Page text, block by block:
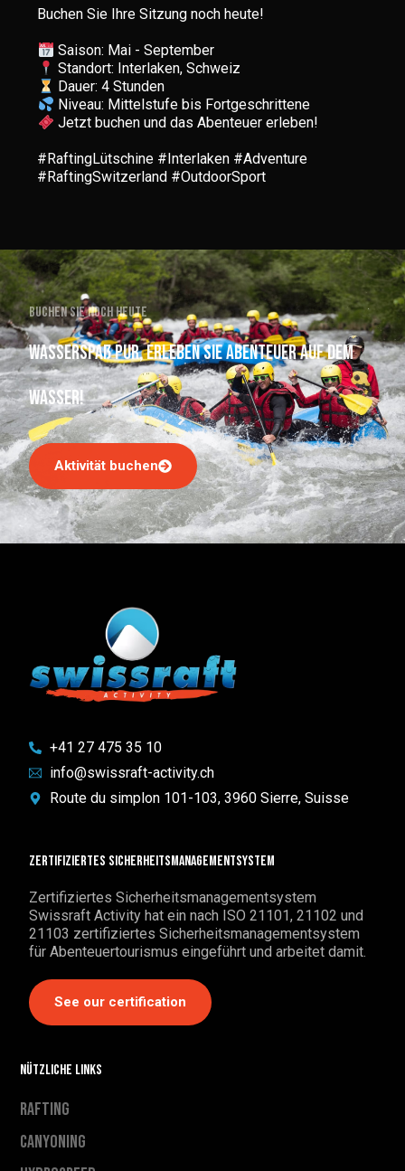
Buchen Sie Ihre Sitzung noch heute!
Saison: Mai - September
Dauer: 4 Stunden
Niveau: Mittelstufe bis Fortgeschrittene
Jetzt buchen und das Abenteuer erleben!
#RaftingLütschine #Interlaken #Adventure
#RaftingSwitzerland #OutdoorSport
Buchen Sie noch heute
Wasserspaß pur, erleben Sie Abenteuer auf dem
Wasser!
Aktivität buchen
+41 27 475 35 10
info@swissraft-activity.ch
Route du simplon 101-103, 3960 Sierre, Suisse
Zertifiziertes Sicherheitsmanagementsystem
Zertifiziertes Sicherheitsmanagementsystem
Swissraft Activity hat ein nach ISO 21101, 21102 und
21103 zertifiziertes Sicherheitsmanagementsystem
für Abenteuertourismus eingeführt und arbeitet damit.
See our certification
Nützliche Links
Rafting
Canyoning